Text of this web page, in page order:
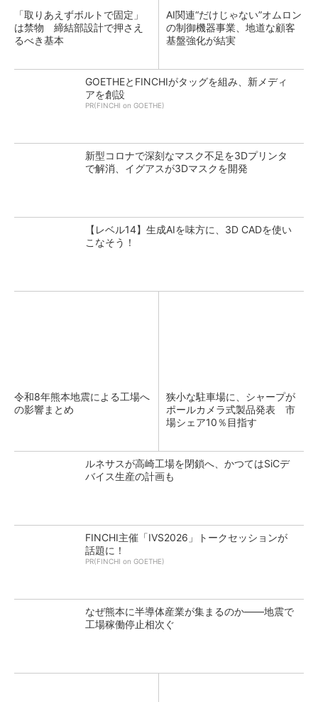
「取りあえずボルトで固定」
は禁物 締結部設計で押さえ
るべき基本
AI関連“だけじゃない”オムロン
の制御機器事業、地道な顧客
基盤強化が結実
GOETHEとFINCHIがタッグを組み、新メディ
アを創設
PR(FINCHI on GOETHE)
新型コロナで深刻なマスク不足を3Dプリンタ
で解消、イグアスが3Dマスクを開発
【レベル14】生成AIを味方に、3D CADを使い
こなそう！
令和8年熊本地震による工場へ
の影響まとめ
狭小な駐車場に、シャープが
ポールカメラ式製品発表 市
場シェア10％目指す
ルネサスが高崎工場を閉鎖へ、かつてはSiCデ
バイス生産の計画も
FINCHI主催「IVS2026」トークセッションが
話題に！
PR(FINCHI on GOETHE)
なぜ熊本に半導体産業が集まるのか――地震で
工場稼働停止相次ぐ